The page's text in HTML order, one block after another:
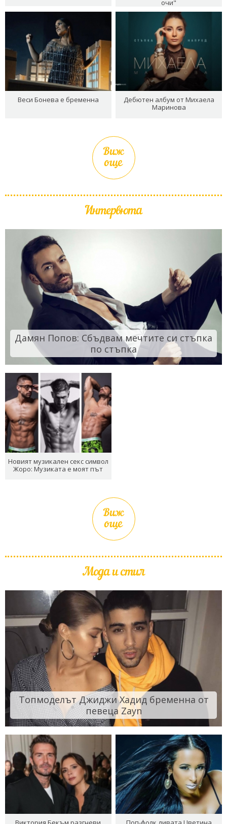
очи"
Веси Бонева е бременна
Дебютен албум от Михаела
Маринова
Виж
още
Интервюта
Дамян Попов: Сбъдвам мечтите си стъпка
по стъпка
Новият музикален секс символ
Жоро: Музиката е моят път
Виж
още
Мода и стил
Топмоделът Джиджи Хадид бременна от
певеца Zayn